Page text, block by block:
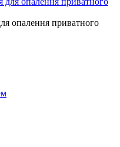
приватного